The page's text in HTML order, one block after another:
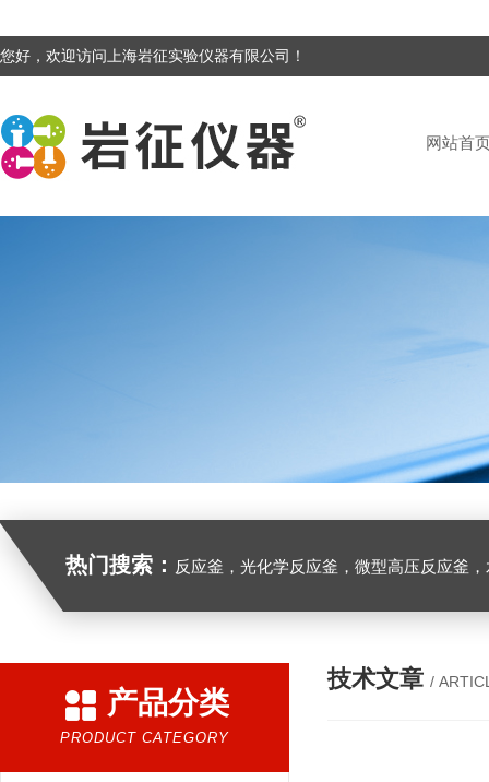
您好，欢迎访问上海岩征实验仪器有限公司！
网站首
热门搜索： 反应釜，光化学反应釜，微型高压反应釜
产品分类
PRODUCT CATEGORY
技术文章 /